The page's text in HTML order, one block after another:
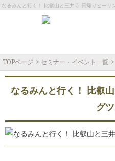
なるみんと行く！ 比叡山と三井寺 日帰りヒーリ
TOPページ > セミナー・イベント一覧 >
なるみんと行く！ 比叡
グ